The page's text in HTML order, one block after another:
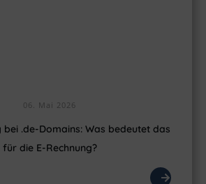
06. Mai 2026
.de-Domains: Was bedeutet das
für die E-Rechnung?